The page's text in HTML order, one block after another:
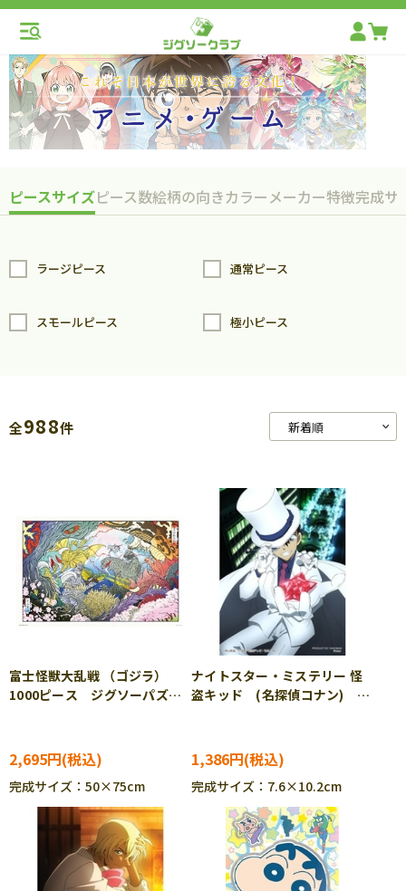
ピースサイズピース数絵柄の向きカラーメーカー特徴完成サ
ラージピース 通常ピース
スモールピース 極小ピース
全988件
富士怪獣大乱戦 （ゴジラ）
1000ピース ジグソーパズ
2,695円
完成サイズ：50×75cm
ナイトスター・ミステリー 怪
盗キッド (名探偵コナン)
1,386円
完成サイズ：7.6×10.2cm